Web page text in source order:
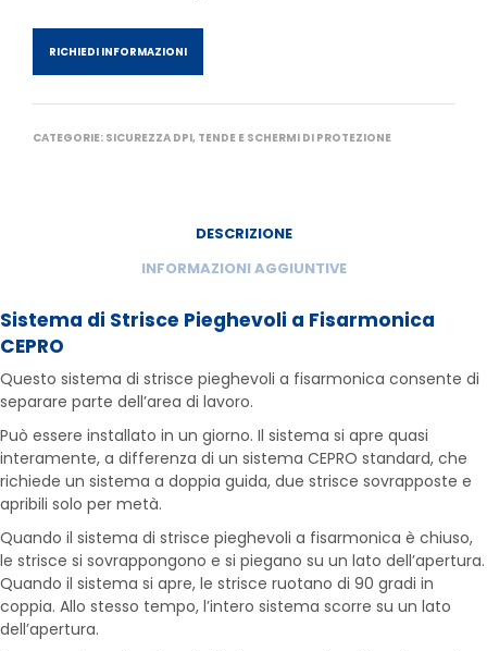
RICHIEDI INFORMAZIONI
CATEGORIE: SICUREZZA DPI, TENDE E SCHERMI DI PROTEZIONE
DESCRIZIONE
INFORMAZIONI AGGIUNTIVE
Sistema di Strisce Pieghevoli a Fisarmonica
CEPRO
Questo sistema di strisce pieghevoli a fisarmonica consente di
separare parte dell’area di lavoro.
Può essere installato in un giorno. Il sistema si apre quasi
interamente, a differenza di un sistema CEPRO standard, che
richiede un sistema a doppia guida, due strisce sovrapposte e
apribili solo per metà.
Quando il sistema di strisce pieghevoli a fisarmonica è chiuso,
le strisce si sovrappongono e si piegano su un lato dell’apertura.
Quando il sistema si apre, le strisce ruotano di 90 gradi in
coppia. Allo stesso tempo, l’intero sistema scorre su un lato
dell’apertura.